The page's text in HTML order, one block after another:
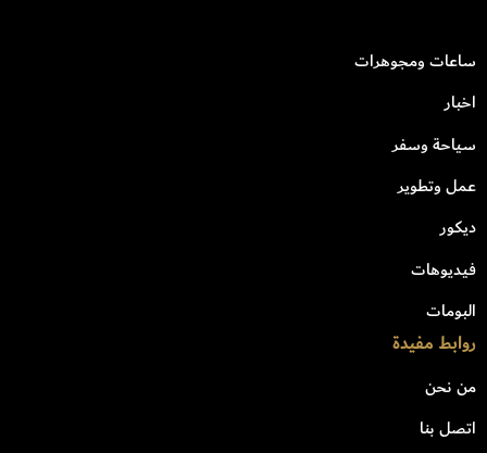
ساعات ومجوهرات
اخبار
سياحة وسفر
عمل وتطوير
ديكور
فيديوهات
البومات
روابط مفيدة
من نحن
اتصل بنا